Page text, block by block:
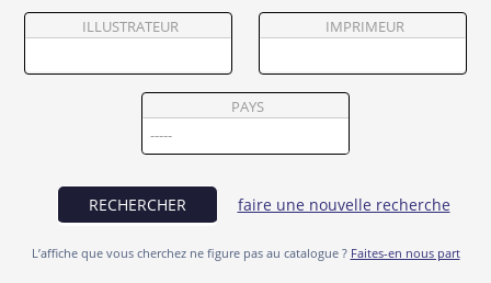
Vendre
ILLUSTRATEUR IMPRIMEUR
PAYS
RECHERCHER faire une nouvelle recherche
L’affiche que vous cherchez ne figure pas au catalogue ? Faites-en nous part